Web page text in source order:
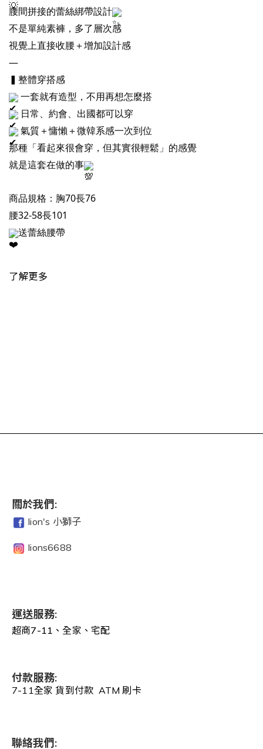
腰間拼接的蕾絲綁帶設計
不是單純素褲，多了層次感
視覺上直接收腰＋增加設計感
—
▍整體穿搭感
一套就有造型，不用再想怎麼搭
日常、約會、出國都可以穿
氣質＋慵懶＋微韓系感一次到位
那種「看起來很會穿，但其實很輕鬆」的感覺
就是這套在做的事
商品規格：胸70長76
腰32-58長101
送蕾絲腰帶
了解更多
關於我們:
lion's 小獅子
lions6688
運送服務:
超商7-11、全家、宅配
付款服務:
7-11全家 貨到付款 ATM 刷卡
聯絡我們: